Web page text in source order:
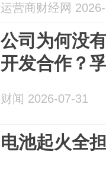
运营商财经网
公司为何没
开发合作？
财闻 2026-07-31
电池起火全